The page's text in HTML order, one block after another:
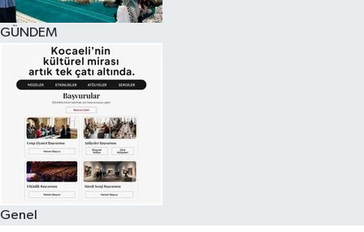
GÜNDEM
Genel
Son Dakika Haberleri
Haber Arşivi